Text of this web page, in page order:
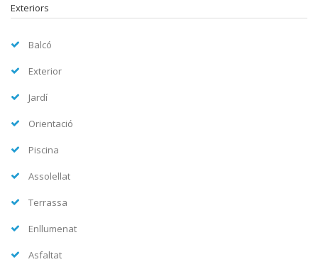
Exteriors
Balcó
Exterior
Jardí
Orientació
Piscina
Assolellat
Terrassa
Enllumenat
Asfaltat